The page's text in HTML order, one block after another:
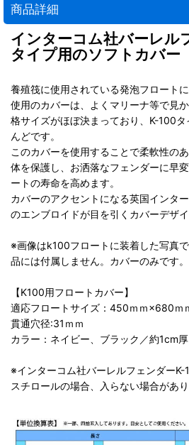
商品詳細
インターコム社バーレル
タイプ用のソフトカバー
養殖筏に使用されている発泡フロート
使用のカバーは、よくマリーナ等で見
格サイズがほぼ決まっており、K-100
んどです。
このカバーを使用することで柔軟性の
体を保護し、お洒落なフェンダーに早
ートの寿命を高めます。
カバーのアクセントになる英国インタ
のエンブロイドが目を引くカバーデザイ
※画像はk100フロートに装着した写真
品には付属しません。カバーのみです。
【K100用フロートカバー】
適応フロートサイズ：450ｍｍ×680ｍ
貫通穴径:31ｍｍ
カラー：ネイビー、ブラック／約1cm厚
※インターコム社バーレルフェンダー
スチロールの場合、入らない場合があ